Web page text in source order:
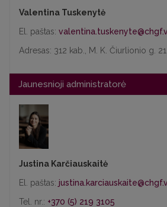
Valentina Tuskenytė
El. paštas:
Adresas: 312 kab., M. K. Čiurlionio g. 21
Jaunesnioji administratorė
Justina Karčiauskaitė
El. paštas:
Tel. nr.: +370 (5) 219 3105